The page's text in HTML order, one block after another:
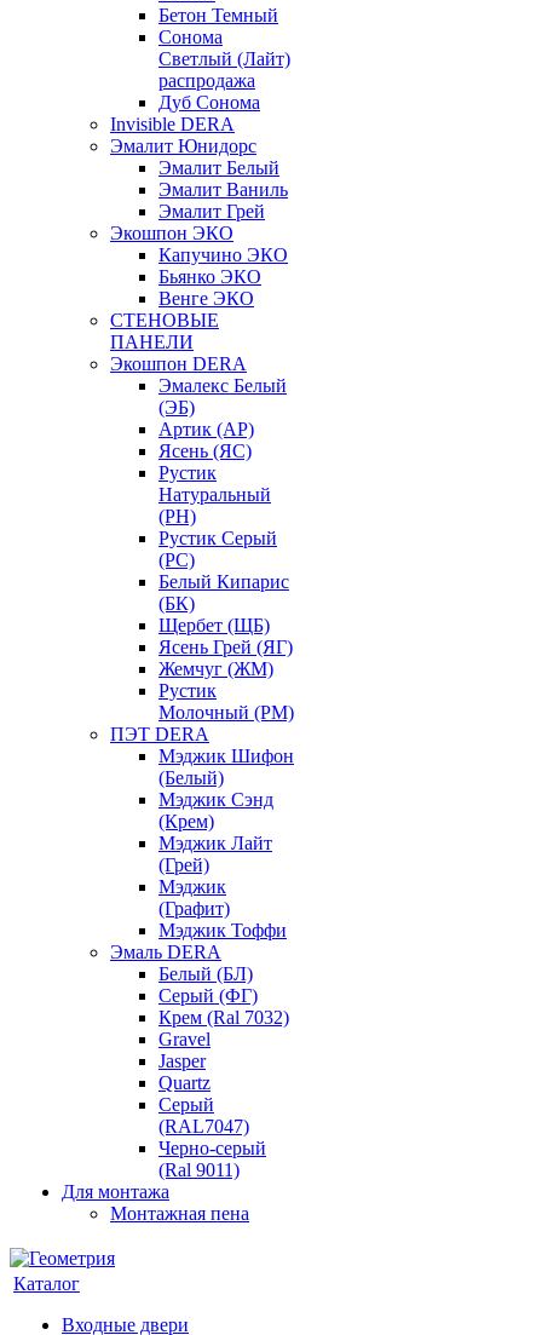
Бетон Темный
Сонома
Светлый (Лайт)
распродажа
Дуб Сонома
Invisible DERA
Эмалит Юнидорс
Эмалит Белый
Эмалит Ваниль
Эмалит Грей
Экошпон ЭКО
Капучино ЭКО
Бьянко ЭКО
Венге ЭКО
СТЕНОВЫЕ
ПАНЕЛИ
Экошпон DERA
Эмалекс Белый
(ЭБ)
Артик (АР)
Ясень (ЯС)
Рустик
Натуральный
(РН)
Рустик Серый
(РС)
Белый Кипарис
(БК)
Щербет (ЩБ)
Ясень Грей (ЯГ)
Жемчуг (ЖМ)
Рустик
Молочный (РМ)
ПЭТ DERA
Мэджик Шифон
(Белый)
Мэджик Сэнд
(Крем)
Мэджик Лайт
(Грей)
Мэджик
(Графит)
Мэджик Тоффи
Эмаль DERA
Белый (БЛ)
Серый (ФГ)
Крем (Ral 7032)
Gravel
Jasper
Quartz
Серый
(RAL7047)
Черно-серый
(Ral 9011)
Для монтажа
Монтажная пена
Каталог
Входные двери